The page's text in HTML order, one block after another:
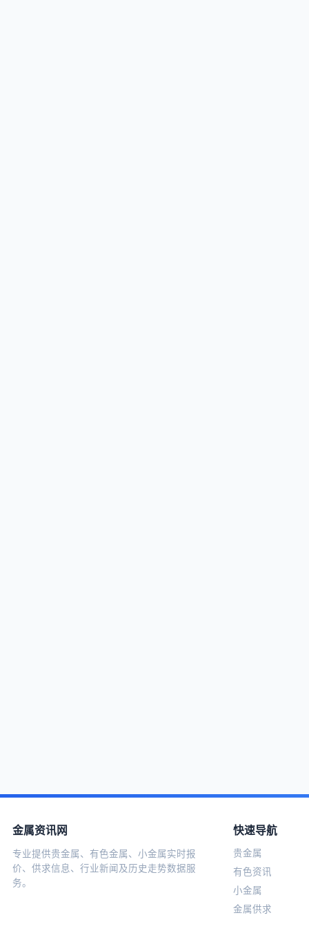
金属资讯网
专业提供贵金属、有色金属、小金属实时报
价、供求信息、行业新闻及历史走势数据服
务。
快速导航
贵金属
有色资讯
小金属
金属供求